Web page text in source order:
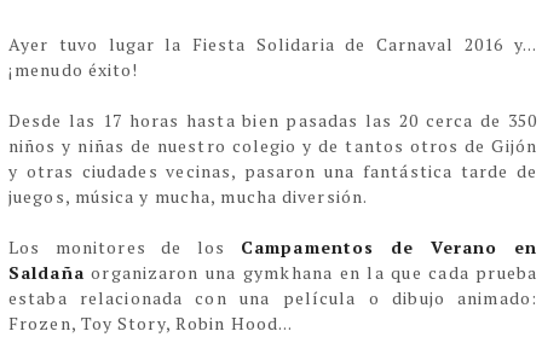
Ayer tuvo lugar la Fiesta Solidaria de Carnaval 2016 y...
¡menudo éxito!
Desde las 17 horas hasta bien pasadas las 20 cerca de 350
niños y niñas de nuestro colegio y de tantos otros de Gijón
y otras ciudades vecinas, pasaron una fantástica tarde de
juegos, música y mucha, mucha diversión.
Los monitores de los Campamentos de Verano en
Saldaña organizaron una gymkhana en la que cada prueba
estaba relacionada con una película o dibujo animado:
Frozen, Toy Story, Robin Hood...